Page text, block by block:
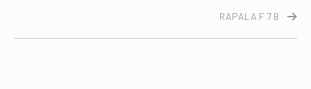
RAPALA F 7 B